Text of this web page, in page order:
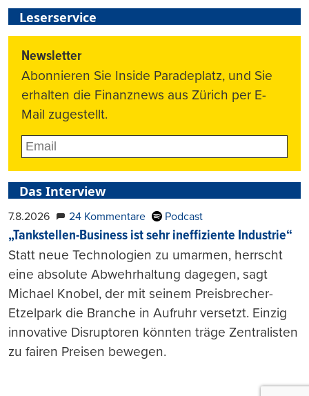
Leserservice
Newsletter
Abonnieren Sie Inside Paradeplatz, und Sie
erhalten die Finanznews aus Zürich per E-
Mail zugestellt.
Das Interview
7.8.2026 24 Kommentare Podcast
„Tankstellen-Business ist sehr ineffiziente Industrie“
Statt neue Technologien zu umarmen, herrscht
eine absolute Abwehrhaltung dagegen, sagt
Michael Knobel, der mit seinem Preisbrecher-
Etzelpark die Branche in Aufruhr versetzt. Einzig
innovative Disruptoren könnten träge Zentralisten
zu fairen Preisen bewegen.